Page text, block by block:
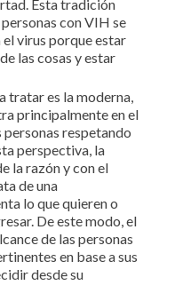
Esta tradición
con VIH se
virus porque estar
las cosas y estar
tratar es la moderna,
principalmente en el
respetando
perspectiva, la
la razón y con el
de una
lo que quieren o
De este modo, el
de las personas
en base a sus
desde su